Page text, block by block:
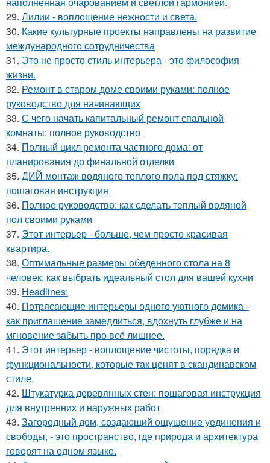
29. Лилии - воплощение нежности и света.
30. Какие культурные проекты направлены на развитие
международного сотрудничества
31. Это не просто стиль интерьера - это философия
жизни.
32. Ремонт в старом доме своими руками: полное
руководство для начинающих
33. С чего начать капитальный ремонт спальной
комнаты: полное руководство
34. Полный цикл ремонта частного дома: от
планирования до финальной отделки
35. ДИЙ монтаж водяного теплого пола под стяжку:
пошаговая инструкция
36. Полное руководство: как сделать теплый водяной
пол своими руками
37. Этот интерьер - больше, чем просто красивая
квартира.
38. Оптимальные размеры обеденного стола на 8
человек: как выбрать идеальный стол для вашей кухни
39. Headlines:
40. Потрясающие интерьеры одного уютного домика -
как приглашение замедлиться, вдохнуть глубже и на
мгновение забыть про всё лишнее.
41. Этот интерьер - воплощение чистоты, порядка и
функциональности, которые так ценят в скандинавском
стиле.
42. Штукатурка деревянных стен: пошаговая инструкция
для внутренних и наружных работ
43. Загородный дом, создающий ощущение уединения и
свободы, - это пространство, где природа и архитектура
говорят на одном языке.